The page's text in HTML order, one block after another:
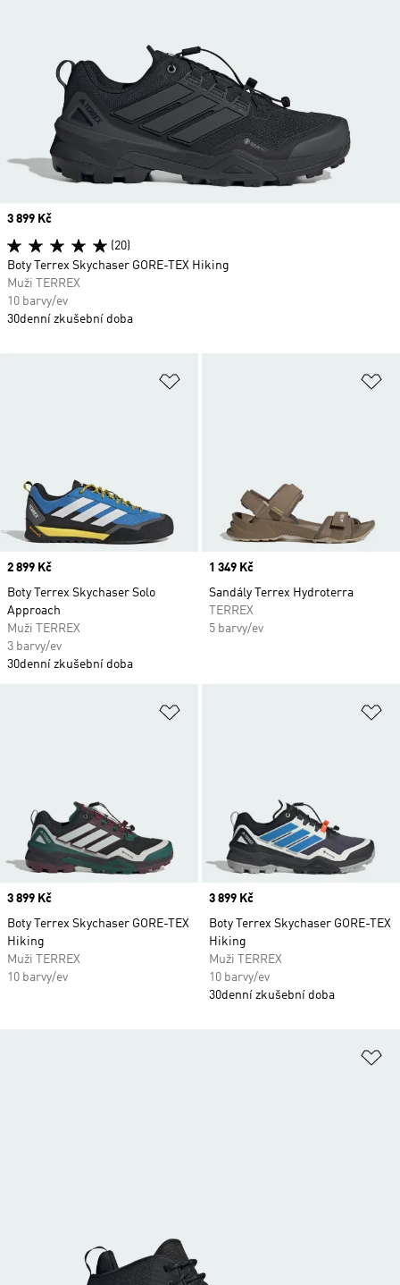
Price
2 899 Kč
Boty Terrex Skychaser Solo
Approach
Muži TERREX
3 barvy/ev
30denní zkušební doba
Price
1 349 Kč
Sandály Terrex Hydroterra
TERREX
5 barvy/ev
Price
3 899 Kč
Boty Terrex Skychaser GORE-TEX
Hiking
Muži TERREX
10 barvy/ev
Price
3 899 Kč
Boty Terrex Skychaser GORE-TEX
Hiking
Muži TERREX
10 barvy/ev
30denní zkušební doba
Price
3 899 Kč
(20)
Boty Terrex Skychaser GORE-TEX Hiking
Muži TERREX
10 barvy/ev
30denní zkušební doba